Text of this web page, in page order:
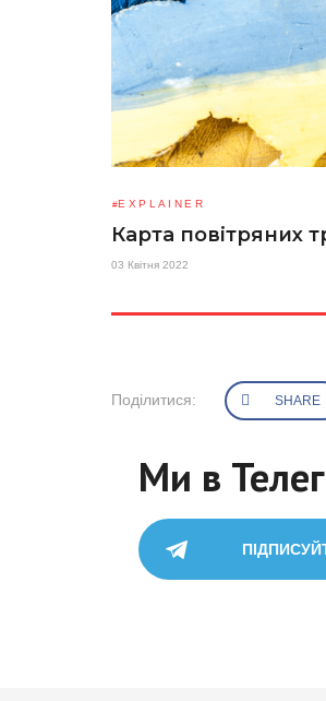
EXPLAINER
Карта повітряних
03 Квітня 2022
Поділитися: SHARE
Ми в